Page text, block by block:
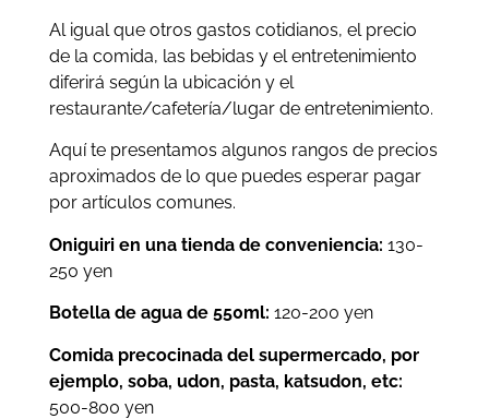
Al igual que otros gastos cotidianos, el precio
de la comida, las bebidas y el entretenimiento
diferirá según la ubicación y el
restaurante/cafetería/lugar de entretenimiento.
Aquí te presentamos algunos rangos de precios
aproximados de lo que puedes esperar pagar
por artículos comunes.
Oniguiri en una tienda de conveniencia: 130-
250 yen
Botella de agua de 550ml: 120-200 yen
Comida precocinada del supermercado, por
ejemplo, soba, udon, pasta, katsudon, etc:
500-800 yen